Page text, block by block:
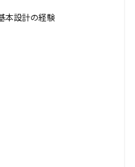
本設計の経験